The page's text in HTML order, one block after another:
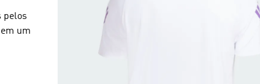
pelos
um